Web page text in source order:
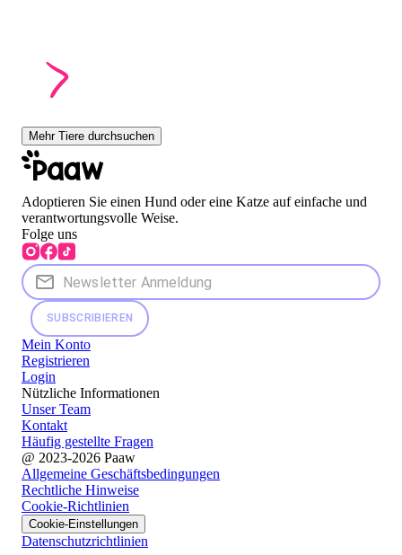
Mehr Tiere durchsuchen
Adoptieren Sie einen Hund oder eine Katze auf einfache und
verantwortungsvolle Weise.
Folge uns
SUBSCRIBIEREN
Mein Konto
Registrieren
Login
Nützliche Informationen
Unser Team
Kontakt
Häufig gestellte Fragen
@ 2023-2026 Paaw
Allgemeine Geschäftsbedingungen
Rechtliche Hinweise
Cookie-Richtlinien
Cookie-Einstellungen
Datenschutzrichtlinien